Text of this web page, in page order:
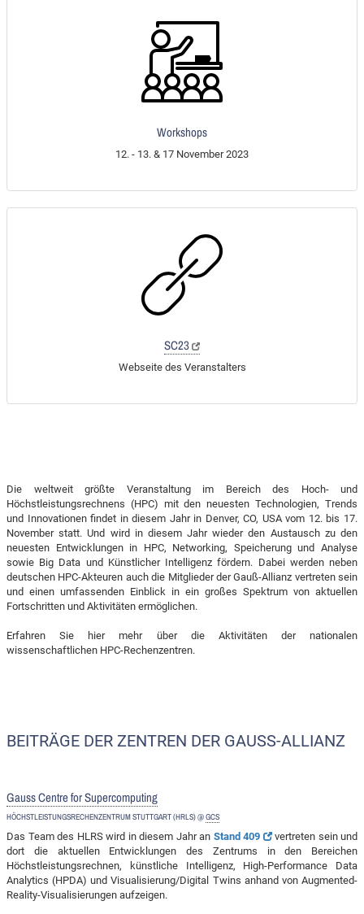
Workshops
12. - 13. & 17 November 2023
SC23
Webseite des Veranstalters
Die weltweit größte Veranstaltung im Bereich des Hoch- und
Höchstleistungsrechnens (HPC) mit den neuesten Technologien, Trends
und Innovationen findet in diesem Jahr in Denver, CO, USA vom 12. bis 17.
November statt. Und wird in diesem Jahr wieder den Austausch zu den
neuesten Entwicklungen in HPC, Networking, Speicherung und Analyse
sowie Big Data und Künstlicher Intelligenz fördern. Dabei werden neben
deutschen HPC-Akteuren auch die Mitglieder der Gauß-Allianz vertreten sein
und einen umfassenden Einblick in ein großes Spektrum von aktuellen
Fortschritten und Aktivitäten ermöglichen.
Erfahren Sie hier mehr über die Aktivitäten der nationalen
wissenschaftlichen HPC-Rechenzentren.
BEITRÄGE DER ZENTREN DER GAUSS-ALLIANZ
Gauss Centre for Supercomputing
HÖCHSTLEISTUNGSRECHENZENTRUM STUTTGART (HRLS) @GCS
Das Team des HLRS wird in diesem Jahr an Stand 409
vertreten sein und
dort die aktuellen Entwicklungen des Zentrums in den Bereichen
Höchstleistungsrechnen, künstliche Intelligenz, High-Performance Data
Analytics (HPDA) und Visualisierung/Digital Twins anhand von Augmented-
Reality-Visualisierungen aufzeigen.